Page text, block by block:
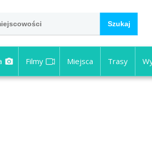
Filmy Miejsca Trasy